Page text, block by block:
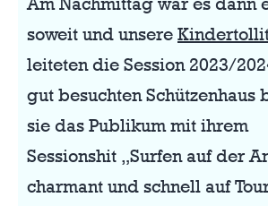
soweit und unsere
leiteten die Session 2023/
gut besuchten Schützenhaus
sie das Publikum mit ihrem
Sessionshit „Surfen auf der
charmant und schnell auf